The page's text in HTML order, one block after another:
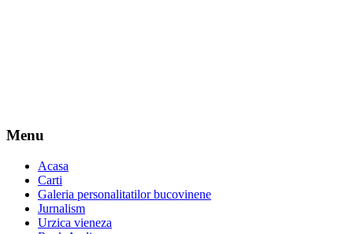
Menu
Acasa
Carti
Galeria personalitatilor bucovinene
Jurnalism
Urzica vieneza